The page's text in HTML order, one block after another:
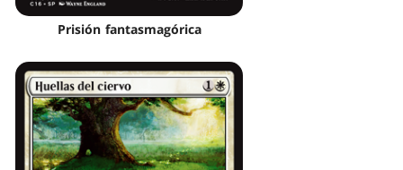
Prisión fantasmagórica